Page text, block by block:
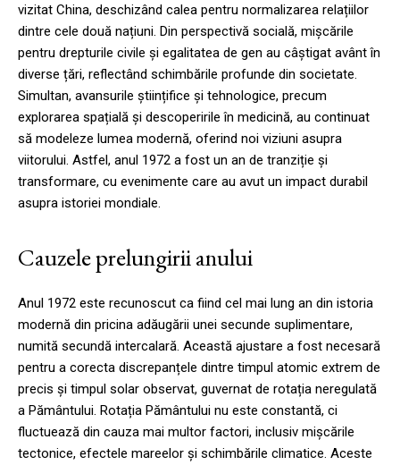
vizitat China, deschizând calea pentru normalizarea relațiilor
dintre cele două națiuni. Din perspectivă socială, mișcările
pentru drepturile civile și egalitatea de gen au câștigat avânt în
diverse țări, reflectând schimbările profunde din societate.
Simultan, avansurile științifice și tehnologice, precum
explorarea spațială și descoperirile în medicină, au continuat
să modeleze lumea modernă, oferind noi viziuni asupra
viitorului. Astfel, anul 1972 a fost un an de tranziție și
transformare, cu evenimente care au avut un impact durabil
asupra istoriei mondiale.
Cauzele prelungirii anului
Anul 1972 este recunoscut ca fiind cel mai lung an din istoria
modernă din pricina adăugării unei secunde suplimentare,
numită secundă intercalară. Această ajustare a fost necesară
pentru a corecta discrepanțele dintre timpul atomic extrem de
precis și timpul solar observat, guvernat de rotația neregulată
a Pământului. Rotația Pământului nu este constantă, ci
fluctuează din cauza mai multor factori, inclusiv mișcările
tectonice, efectele mareelor și schimbările climatice. Aceste